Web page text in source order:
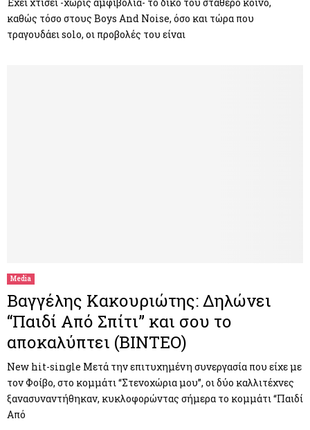
καθώς τόσο στους Boys And Noise, όσο και τώρα που
τραγουδάει solo, οι προβολές του είναι
Media
Βαγγέλης Κακουριώτης: Δηλώνει
“Παιδί Από Σπίτι” και σου το
αποκαλύπτει (ΒΙΝΤΕΟ)
New hit-single Μετά την επιτυχημένη συνεργασία που είχε με
τον Φοίβο, στο κομμάτι “Στενοχώρια μου”, οι δύο καλλιτέχνες
ξανασυναντήθηκαν, κυκλοφορώντας σήμερα το κομμάτι “Παιδί
Από